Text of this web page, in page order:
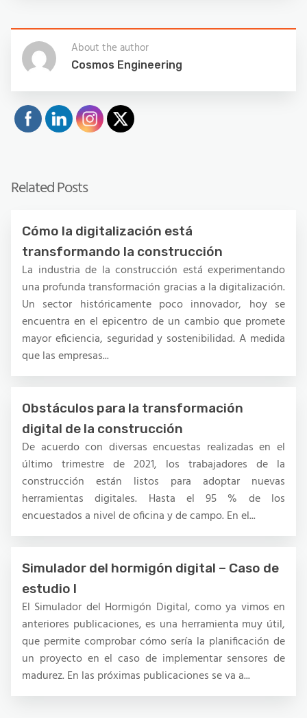
About the author
Cosmos Engineering
Related Posts
Cómo la digitalización está
transformando la construcción
La industria de la construcción está experimentando
una profunda transformación gracias a la digitalización.
Un sector históricamente poco innovador, hoy se
encuentra en el epicentro de un cambio que promete
mayor eficiencia, seguridad y sostenibilidad. A medida
que las empresas...
Obstáculos para la transformación
digital de la construcción
De acuerdo con diversas encuestas realizadas en el
último trimestre de 2021, los trabajadores de la
construcción están listos para adoptar nuevas
herramientas digitales. Hasta el 95 % de los
encuestados a nivel de oficina y de campo. En el...
Simulador del hormigón digital – Caso de
estudio I
El Simulador del Hormigón Digital, como ya vimos en
anteriores publicaciones, es una herramienta muy útil,
que permite comprobar cómo sería la planificación de
un proyecto en el caso de implementar sensores de
madurez. En las próximas publicaciones se va a...